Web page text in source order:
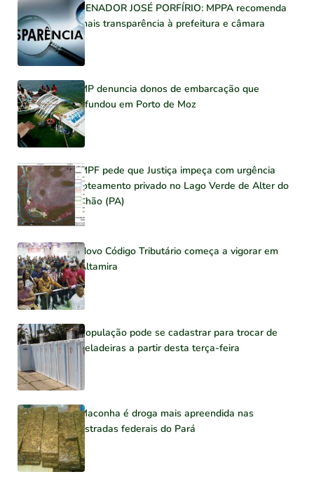
SENADOR JOSÉ PORFÍRIO: MPPA recomenda
mais transparência à prefeitura e câmara
MP denuncia donos de embarcação que
afundou em Porto de Moz
MPF pede que Justiça impeça com urgência
loteamento privado no Lago Verde de Alter do
Chão (PA)
Novo Código Tributário começa a vigorar em
Altamira
População pode se cadastrar para trocar de
geladeiras a partir desta terça-feira
Maconha é droga mais apreendida nas
estradas federais do Pará